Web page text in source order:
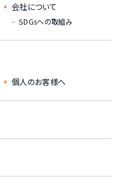
会社について
SDGsへの取組み
個人のお客様へ